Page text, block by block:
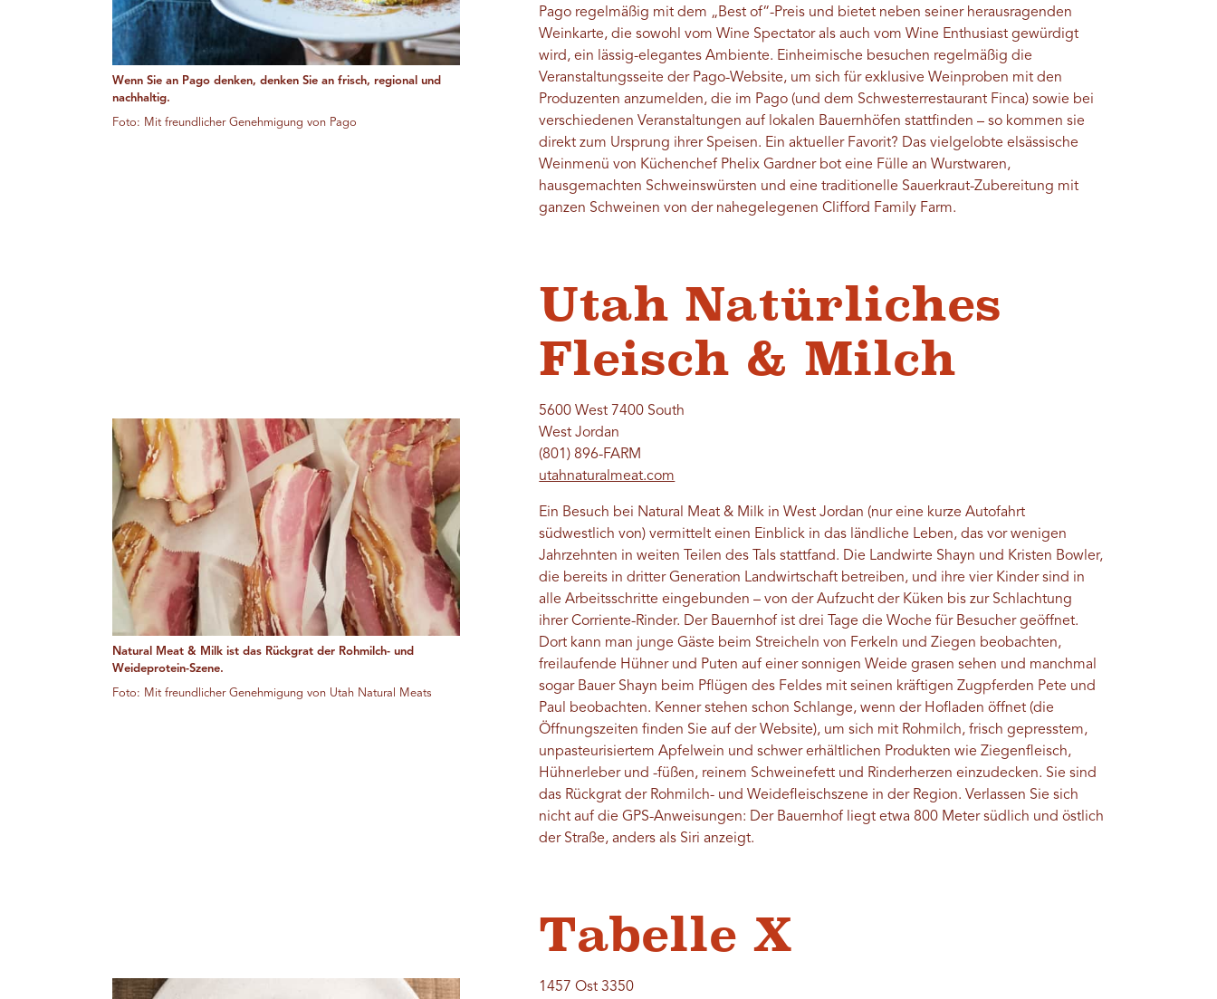
Wenn Sie an Pago denken, denken Sie an frisch, regional und
nachhaltig.
Foto: Mit freundlicher Genehmigung von Pago
Pago regelmäßig mit dem „Best of“-Preis und bietet neben seiner herausragenden
Weinkarte, die sowohl vom Wine Spectator als auch vom Wine Enthusiast gewürdigt
wird, ein lässig-elegantes Ambiente. Einheimische besuchen regelmäßig die
Veranstaltungsseite der Pago-Website, um sich für exklusive Weinproben mit den
Produzenten anzumelden, die im Pago (und dem Schwesterrestaurant Finca) sowie bei
verschiedenen Veranstaltungen auf lokalen Bauernhöfen stattfinden – so kommen sie
direkt zum Ursprung ihrer Speisen. Ein aktueller Favorit? Das vielgelobte elsässische
Weinmenü von Küchenchef Phelix Gardner bot eine Fülle an Wurstwaren,
hausgemachten Schweinswürsten und eine traditionelle Sauerkraut-Zubereitung mit
ganzen Schweinen von der nahegelegenen Clifford Family Farm.
Natural Meat & Milk ist das Rückgrat der Rohmilch- und
Weideprotein-Szene.
Foto: Mit freundlicher Genehmigung von Utah Natural Meats
Utah Natürliches
Fleisch & Milch
5600 West 7400 South
West Jordan
(801) 896-FARM
utahnaturalmeat.com
Ein Besuch bei Natural Meat & Milk in West Jordan (nur eine kurze Autofahrt
südwestlich von) vermittelt einen Einblick in das ländliche Leben, das vor wenigen
Jahrzehnten in weiten Teilen des Tals stattfand. Die Landwirte Shayn und Kristen Bowler,
die bereits in dritter Generation Landwirtschaft betreiben, und ihre vier Kinder sind in
alle Arbeitsschritte eingebunden – von der Aufzucht der Küken bis zur Schlachtung
ihrer Corriente-Rinder. Der Bauernhof ist drei Tage die Woche für Besucher geöffnet.
Dort kann man junge Gäste beim Streicheln von Ferkeln und Ziegen beobachten,
freilaufende Hühner und Puten auf einer sonnigen Weide grasen sehen und manchmal
sogar Bauer Shayn beim Pflügen des Feldes mit seinen kräftigen Zugpferden Pete und
Paul beobachten. Kenner stehen schon Schlange, wenn der Hofladen öffnet (die
Öffnungszeiten finden Sie auf der Website), um sich mit Rohmilch, frisch gepresstem,
unpasteurisiertem Apfelwein und schwer erhältlichen Produkten wie Ziegenfleisch,
Hühnerleber und -füßen, reinem Schweinefett und Rinderherzen einzudecken. Sie sind
das Rückgrat der Rohmilch- und Weidefleischszene in der Region. Verlassen Sie sich
nicht auf die GPS-Anweisungen: Der Bauernhof liegt etwa 800 Meter südlich und östlich
der Straße, anders als Siri anzeigt.
Tabelle X
1457 Ost 3350